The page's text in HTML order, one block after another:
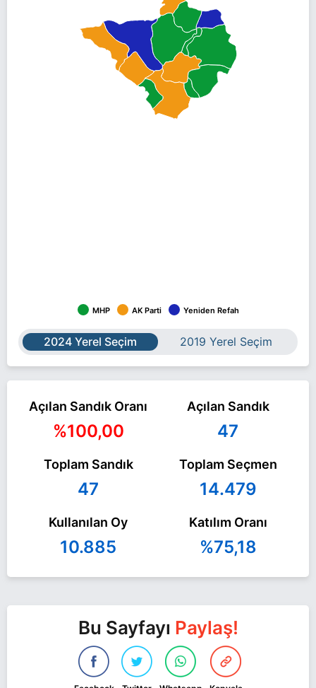
MHP AK Parti Yeniden Refah
2024 Yerel Seçim 2019 Yerel Seçim
Açılan Sandık Oranı
%100,00
Açılan Sandık
47
Toplam Sandık
47
Toplam Seçmen
14.479
Kullanılan Oy
10.885
Katılım Oranı
%75,18
Bu Sayfayı Paylaş!